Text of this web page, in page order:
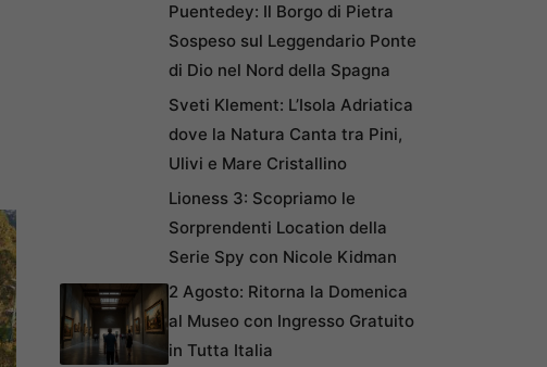
Puentedey: Il Borgo di Pietra
Sospeso sul Leggendario Ponte
di Dio nel Nord della Spagna
Sveti Klement: L’Isola Adriatica
dove la Natura Canta tra Pini,
Ulivi e Mare Cristallino
Lioness 3: Scopriamo le
Sorprendenti Location della
Serie Spy con Nicole Kidman
2 Agosto: Ritorna la Domenica
al Museo con Ingresso Gratuito
in Tutta Italia